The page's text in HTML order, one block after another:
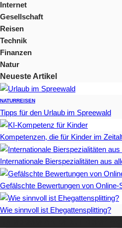
Internet
Gesellschaft
Reisen
Technik
Finanzen
Natur
Neueste Artikel
NATURREISEN
Tipps für den Urlaub im Spreewald
Kompetenzen, die für Kinder im
Internationale Bierspezialitäten aus
Gefälschte Bewertungen von Online-
Wie sinnvoll ist Ehegattensplitting?